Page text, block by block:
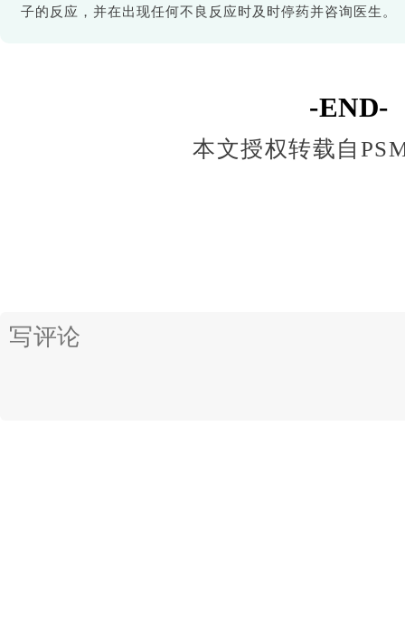
子的反应，并在出现任何不良反应时及时停药并咨询医生。
-END-
本文授权转载自